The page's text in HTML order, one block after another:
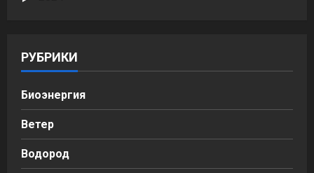
РУБРИКИ
Биоэнергия
Ветер
Водород